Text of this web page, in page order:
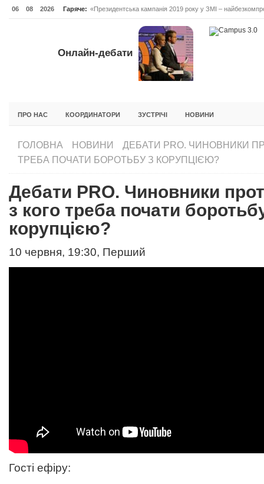
06 08 2026 Гаряче: «Президентська кампанія 2019 року у ЗМІ –
Онлайн-дебати #Відповідальне лідерство. Випуск 3
ОНЛАЙН-ДЕБАТИ #ВІДПОВІДАЛЬНЕ ЛІДЕРСТВО.
Онлайн-дебати
ПРО НАС КООРДИНАТОРИ ЗУСТРІЧІ НОВИНИ
ГОЛОВНА НОВИНИ
ДЕБАТИ PRO. ЧИНОВНИКИ
ТРЕБА ПОЧАТИ БОРОТЬБУ З КОРУПЦІЄЮ?
Дебати PRO. Чиновники
з кого треба почати
корупцією?
10 червня, 19:30, Перший
Гості ефіру: